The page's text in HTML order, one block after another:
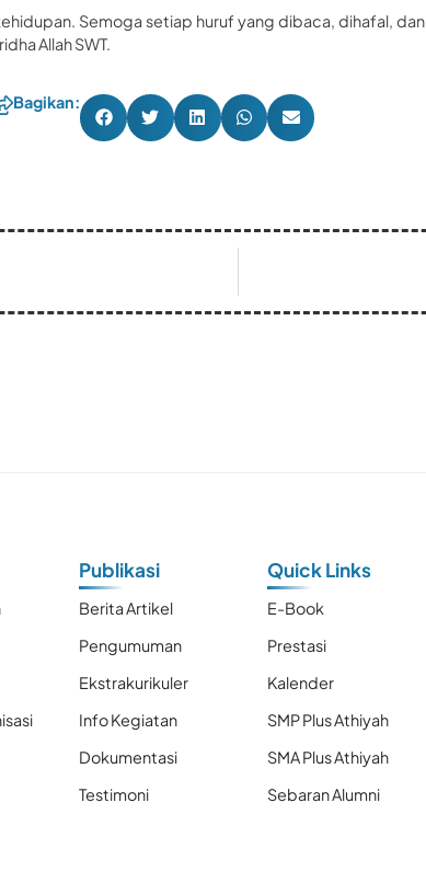
Semoga setiap huruf yang dibaca, dihafal, dan
Allah SWT.
Bagikan:
Publikasi
Berita Artikel
Pengumuman
Ekstrakurikuler
Info Kegiatan
Dokumentasi
Testimoni
Quick Links
E-Book
Prestasi
Kalender
SMP Plus Athiyah
SMA Plus Athiyah
Sebaran Alumni